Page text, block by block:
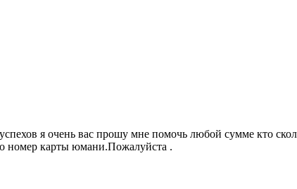
успехов я очень вас прошу мне помочь любой сумме кто
номер карты юмани.Пожалуйста .